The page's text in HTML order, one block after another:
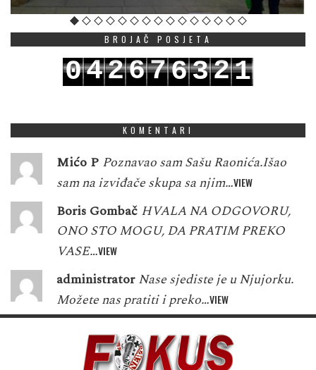
BROJAČ POSJETA
042676321
KOMENTARI
Mićo P Poznavao sam Sašu Raonića.Išao
sam na izviđače skupa sa njim…VIEW
Boris Gombač HVALA NA ODGOVORU,
ONO STO MOGU, DA PRATIM PREKO
VASE…VIEW
administrator Nase sjediste je u Njujorku.
Možete nas pratiti i preko…VIEW